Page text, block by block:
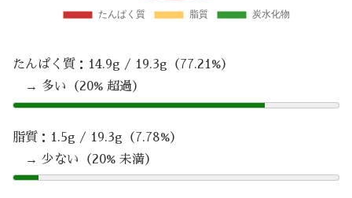
たんぱく質：14.9g / 19.3g（77.21%）
→ 多い（20% 超過）
脂質：1.5g / 19.3g（7.78%）
→ 少ない（20% 未満）